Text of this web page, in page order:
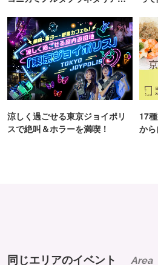
涼しく過ごせる東京ジョイポリ
スで絶叫＆ホラーを満喫！
17
から
同じエリアのイベント Area